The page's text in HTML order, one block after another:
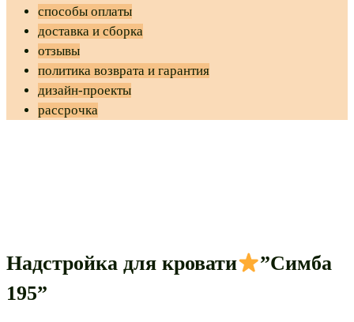
способы оплаты
доставка и сборка
отзывы
политика возврата и гарантия
дизайн-проекты
рассрочка
Надстройка для кровати
”Симба
195”